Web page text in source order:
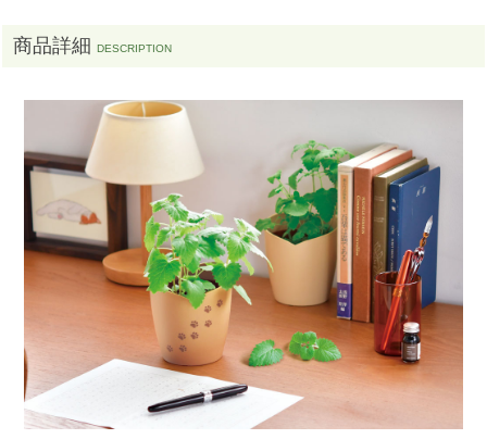
商品詳細